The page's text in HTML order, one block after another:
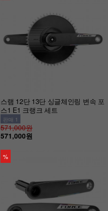
스램 12단 13단 싱글체인링 변속 포
스1 E1 크랭크 세트
판매 1
571,000원
571,000원
%